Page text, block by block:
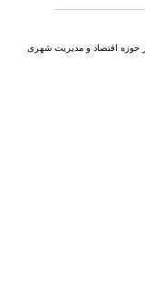
اقتصاد و مدیریت شهری